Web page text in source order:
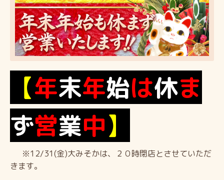
【年末年始は休ま
ず営業中】
※12/31(金)大みそかは、２０時閉店とさせていただ
きます。